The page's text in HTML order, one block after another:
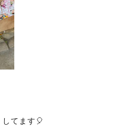
してます🎈